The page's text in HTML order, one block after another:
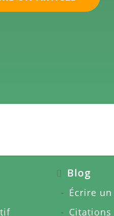
Blog
Écrire
Citations